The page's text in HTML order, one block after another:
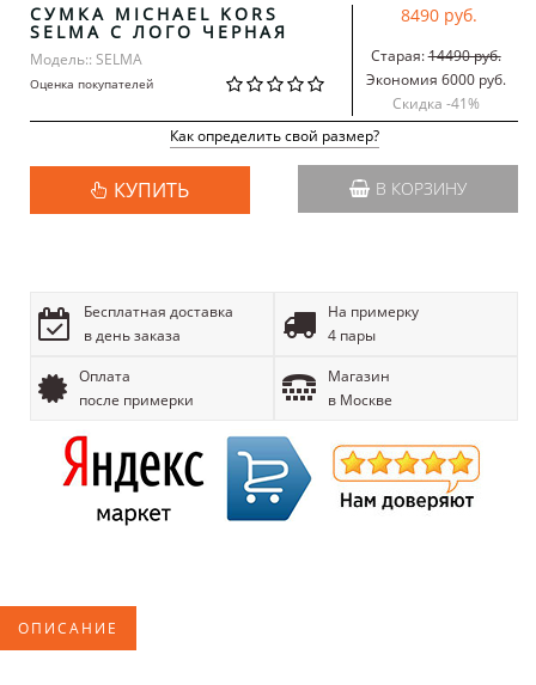
СУМКА MICHAEL KORS
SELMA С ЛОГО ЧЕРНАЯ
Модель:: SELMA
Оценка покупателей
8490 руб.
Старая:14490 руб.
Экономия 6000 руб.
Скидка -41%
Как определить свой размер?
КУПИТЬ В КОРЗИНУ
Бесплатная доставка
в день заказа
На примерку
4 пары
Оплата
после примерки
Магазин
в Москве
ОПИСАНИЕ